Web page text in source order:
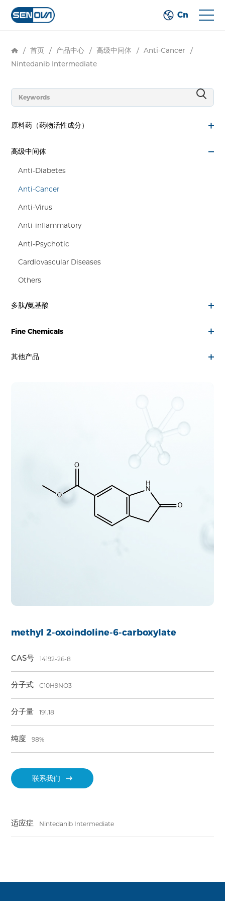
Cn
/ 首页 / 产品中心 / 高级中间体 / Anti-Cancer
/
Nintedanib Intermediate
原料药（药物活性成分）
高级中间体
Anti-Diabetes
Anti-Cancer
Anti-Virus
Anti-inflammatory
Anti-Psychotic
Cardiovascular Diseases
Others
多肽/氨基酸
Fine Chemicals
其他产品
methyl 2-oxoindoline-6-carboxylate
CAS号 14192-26-8
分子式 C10H9NO3
分子量 191.18
纯度 98%
联系我们
适应症 Nintedanib Intermediate